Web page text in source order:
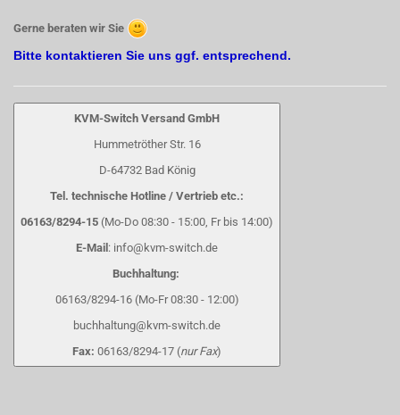
Gerne beraten wir Sie
Bitte kontaktieren Sie uns ggf. entsprechend.
KVM-Switch Versand GmbH
Hummetröther Str. 16
D-64732 Bad König
Tel. technische Hotline / Vertrieb etc.:
06163/8294-15 (Mo-Do 08:30 - 15:00, Fr bis 14:00)
E-Mail : info@kvm-switch.de
Buchhaltung:
06163/8294-16 (Mo-Fr 08:30 - 12:00)
buchhaltung@kvm-switch.de
Fax: 06163/8294-17 (nur Fax)